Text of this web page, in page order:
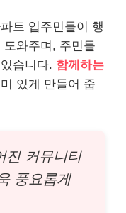
트 입주민들이 행
와주며, 주민들
습니다. 함께하는
있게 만들어 줍
진 커뮤니티
풍요롭게